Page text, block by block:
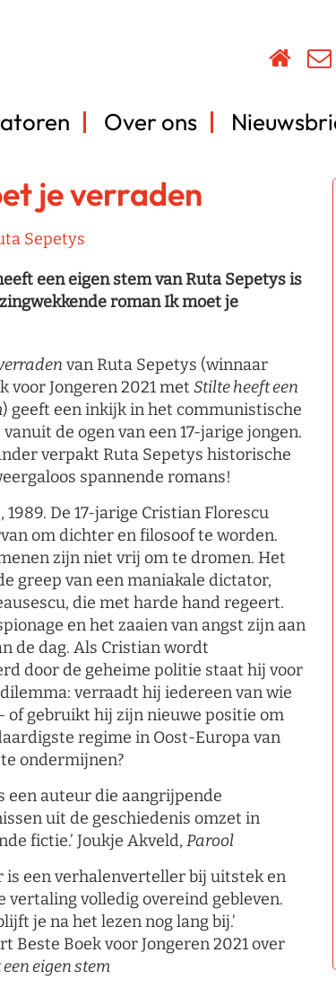
Over ons
je verraden
Sepetys
een eigen stem van Ruta Sepetys is
roman Ik moet je
van Ruta Sepetys (winnaar
voor Jongeren 2021 met Stilte heeft een
) geeft een inkijk in het communistische
de ogen van een 17-jarige jongen.
verpakt Ruta Sepetys historische
spannende romans!
1989. De 17-jarige Cristian Florescu
om dichter en filosoof te worden.
zijn niet vrij om te dromen. Het
greep van een maniakale dictator,
die met harde hand regeert.
en het zaaien van angst zijn aan
de dag. Als Cristian wordt
door de geheime politie staat hij voor
verraadt hij iedereen van wie
of gebruikt hij zijn nieuwe positie om
regime in Oost-Europa van
ondermijnen?
een auteur die aangrijpende
uit de geschiedenis omzet in
fictie.’ Joukje Akveld, Parool
is een verhalenverteller bij uitstek en
vertaling volledig overeind gebleven.
je na het lezen nog lang bij.’
Beste Boek voor Jongeren 2021 over
eigen stem